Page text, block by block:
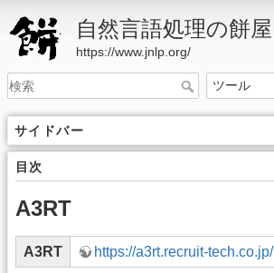
自然言語処理の餅屋
https://www.jnlp.org/
サイドバー
目次
A3RT
A3RT https://a3rt.recruit-tech.co.jp/